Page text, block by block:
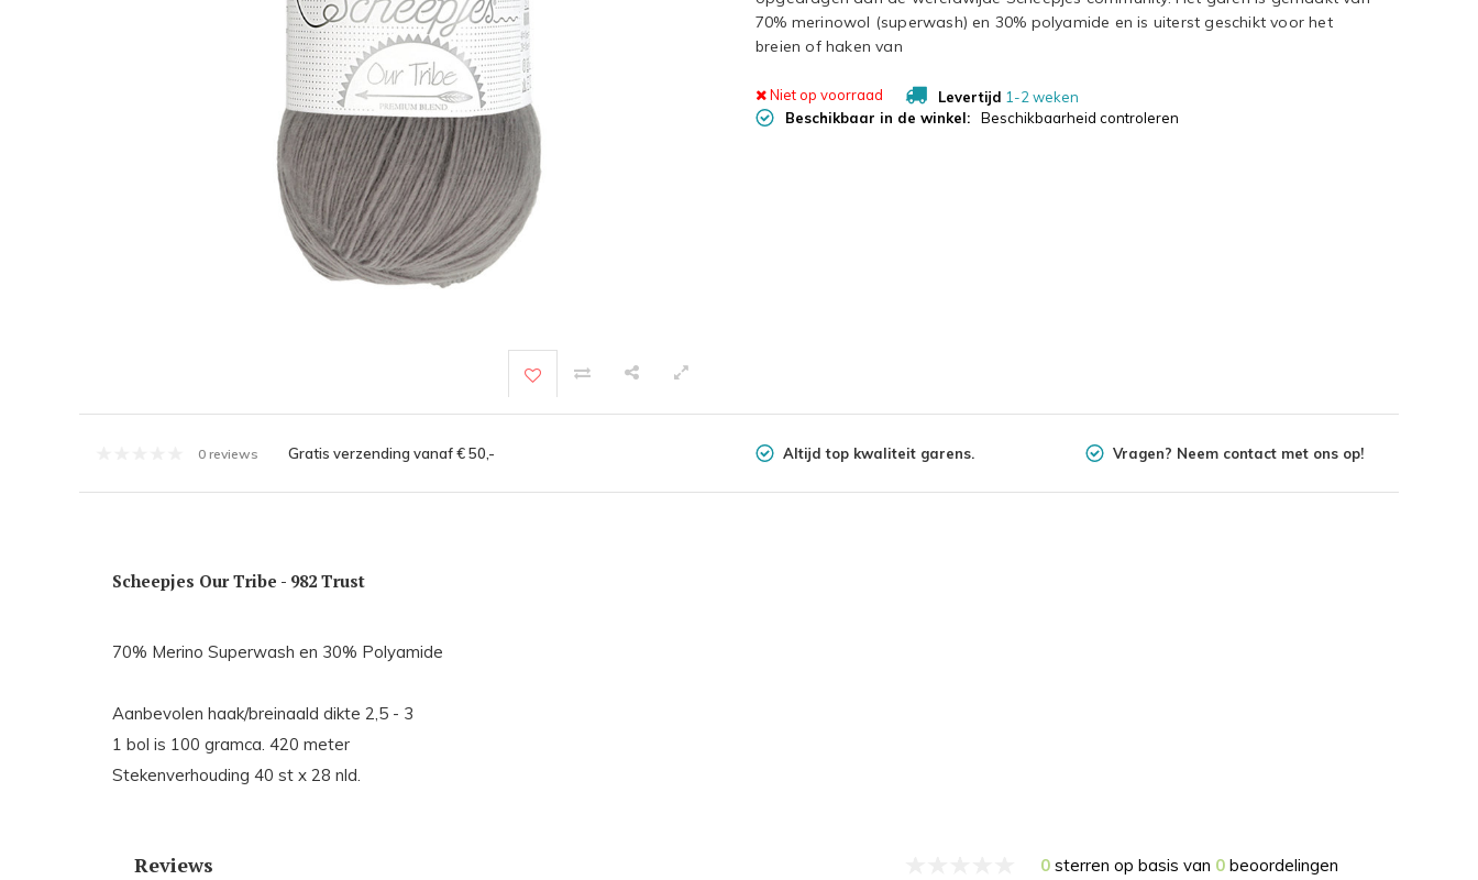
70% merinowol (superwash) en 30% polyamide en is uiterst geschikt voor het
breien of haken van
Niet op voorraad Levertijd 1-2 weken
Beschikbaar in de winkel:
Beschikbaarheid controleren
0 reviews Gratis verzending vanaf € 50,- Altijd top kwaliteit garens. Vragen? Neem contact met ons op!
Scheepjes Our Tribe - 982 Trust
70% Merino Superwash en 30% Polyamide
Aanbevolen haak/breinaald dikte 2,5 - 3
1 bol is 100 gramca. 420 meter
Stekenverhouding 40 st x 28 nld.
Reviews 0 sterren op basis van 0 beoordelingen